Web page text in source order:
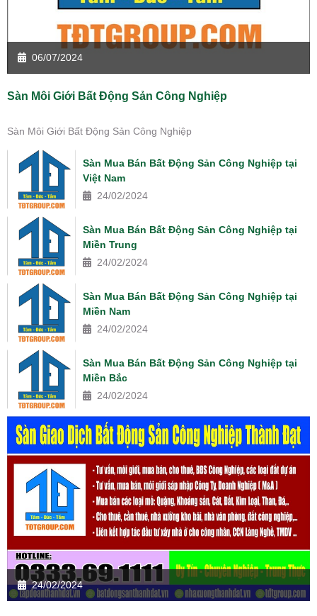
06/07/2024
Sàn Môi Giới Bất Động Sản Công Nghiệp
Sàn Môi Giới Bất Động Sản Công Nghiệp
Sàn Mua Bán Bất Động Sản Công Nghiệp tại
Việt Nam
24/02/2024
Sàn Mua Bán Bất Động Sản Công Nghiệp tại
Miền Trung
24/02/2024
Sàn Mua Bán Bất Động Sản Công Nghiệp tại
Miền Nam
24/02/2024
Sàn Mua Bán Bất Động Sản Công Nghiệp tại
Miền Bắc
24/02/2024
24/02/2024